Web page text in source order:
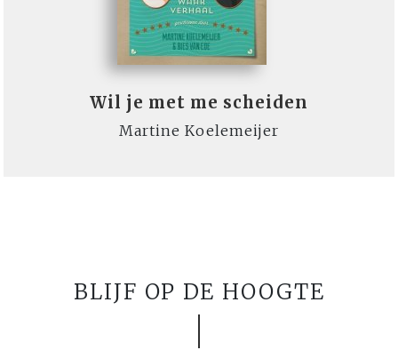
Wil je met me scheiden
Martine Koelemeijer
BLIJF OP DE HOOGTE